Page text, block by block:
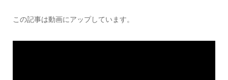
この記事は動画にアップしています。